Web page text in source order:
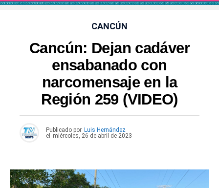
CANCÚN
Cancún: Dejan cadáver
ensabanado con
narcomensaje en la
Región 259 (VIDEO)
Publicado por Luis Hernández
el
miércoles, 26 de abril de 2023